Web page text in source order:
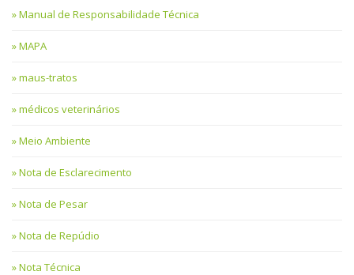
Manual de Responsabilidade Técnica
MAPA
maus-tratos
médicos veterinários
Meio Ambiente
Nota de Esclarecimento
Nota de Pesar
Nota de Repúdio
Nota Técnica